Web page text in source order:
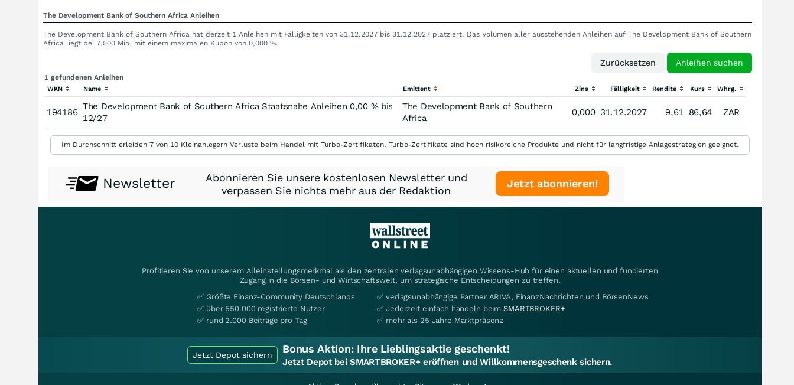
The Development Bank of Southern Africa Anleihen
The Development Bank of Southern Africa hat derzeit 1 Anleihen mit Fälligkeiten von 31.12.2027 bis 31.12.2027 platziert. Das Volumen aller ausstehenden Anleihen auf The Development Bank of Southern
Africa liegt bei 7.500 Mio. mit einem maximalen Kupon von 0,000 %.
1 gefundenen Anleihen
WKN Name Emittent Zins Fälligkeit Rendite Kurs Whrg.
194186
The Development Bank of Southern Africa Staatsnahe Anleihen 0,00 % bis
12/27
The Development Bank of Southern
Africa
0,000 31.12.2027 9,61 86,64 ZAR
Im Durchschnitt erleiden 7 von 10 Kleinanlegern Verluste beim Handel mit Turbo-Zertifikaten. Turbo-Zertifikate sind hoch risikoreiche Produkte und nicht für langfristige Anlagestrategien geeignet.
Newsletter
Abonnieren Sie unsere kostenlosen Newsletter und
verpassen Sie nichts mehr aus der Redaktion
Jetzt abonnieren!
Profitieren Sie von unserem Alleinstellungsmerkmal als den zentralen verlagsunabhängigen Wissens-Hub für einen aktuellen und fundierten
Zugang in die Börsen- und Wirtschaftswelt, um strategische Entscheidungen zu treffen.
✅ Größte Finanz-Community Deutschlands
✅ über 550.000 registrierte Nutzer
✅ rund 2.000 Beiträge pro Tag
✅ verlagsunabhängige Partner ARIVA, FinanzNachrichten und BörsenNews
✅ Jederzeit einfach handeln beimSMARTBROKER+
✅ mehr als 25 Jahre Marktpräsenz
Jetzt Depot sichern Bonus Aktion: Ihre Lieblingsaktie geschenkt!
Jetzt Depot bei SMARTBROKER+ eröffnen und Willkommensgeschenk sichern.